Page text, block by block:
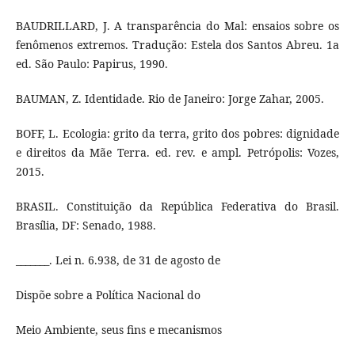
BAUDRILLARD, J. A transparência do Mal: ensaios sobre os
fenômenos extremos. Tradução: Estela dos Santos Abreu. 1a
ed. São Paulo: Papirus, 1990.
BAUMAN, Z. Identidade. Rio de Janeiro: Jorge Zahar, 2005.
BOFF, L. Ecologia: grito da terra, grito dos pobres: dignidade
e direitos da Mãe Terra. ed. rev. e ampl. Petrópolis: Vozes,
2015.
BRASIL. Constituição da República Federativa do Brasil.
Brasília, DF: Senado, 1988.
_______. Lei n. 6.938, de 31 de agosto de
Dispõe sobre a Política Nacional do
Meio Ambiente, seus fins e mecanismos